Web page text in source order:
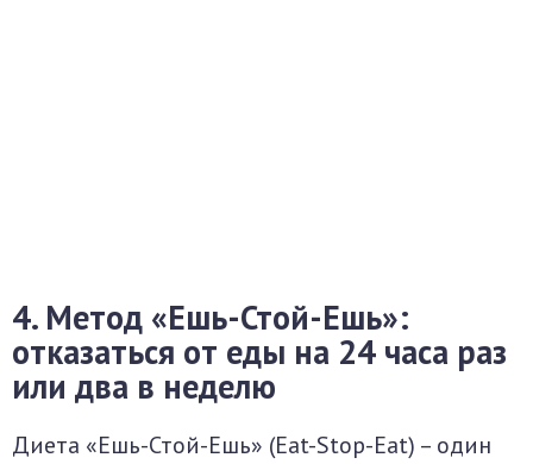
4. Метод «Ешь-Стой-Ешь»:
отказаться от еды на 24 часа раз
или два в неделю
Диета «Ешь-Стой-Ешь» (Eat-Stop-Eat) – один